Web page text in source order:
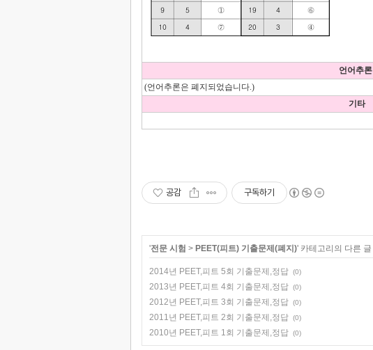
언어추론
(언어추론은 폐지되었습니다.)
기타
공감 구독하기
'전문 시험 > PEET(피트) 기출문제(폐지)' 카테고리의 다른 글
2014년 PEET,피트 5회 기출문제,정답 (0)
2013년 PEET,피트 4회 기출문제,정답 (0)
2012년 PEET,피트 3회 기출문제,정답 (0)
2011년 PEET,피트 2회 기출문제,정답 (0)
2010년 PEET,피트 1회 기출문제,정답 (0)